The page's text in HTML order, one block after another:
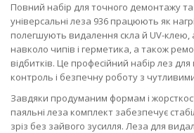
Повний набір для точного демонтажу та
універсальні леза 936 працюють як
полегшують видалення скла й UV-
навколо чипів і герметика, а також
відбитків. Це професійний набір лез
контроль і безпечну роботу з
Завдяки продуманим формам і
паяльні леза комплект забезпечує
зріз без зайвого зусилля. Леза для